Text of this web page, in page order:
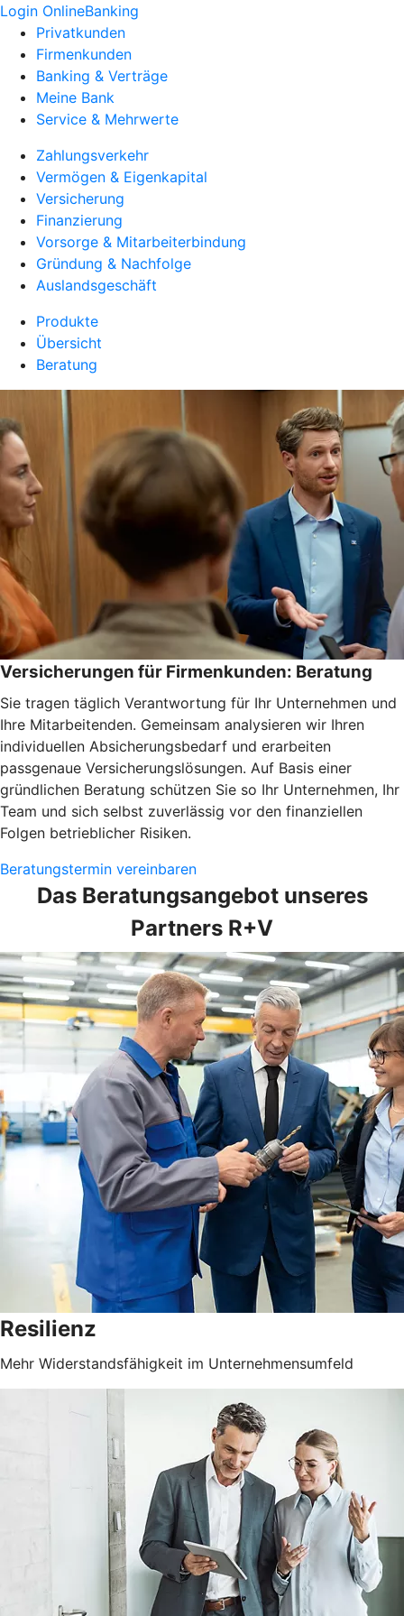
Login OnlineBanking
Privatkunden
Firmenkunden
Banking & Verträge
Meine Bank
Service & Mehrwerte
Zahlungsverkehr
Vermögen & Eigenkapital
Versicherung
Finanzierung
Vorsorge & Mitarbeiterbindung
Gründung & Nachfolge
Auslandsgeschäft
Produkte
Übersicht
Beratung
Versicherungen für Firmenkunden: Beratung
Sie tragen täglich Verantwortung für Ihr Unternehmen und
Ihre Mitarbeitenden. Gemeinsam analysieren wir Ihren
individuellen Absicherungsbedarf und erarbeiten
passgenaue Versicherungslösungen. Auf Basis einer
gründlichen Beratung schützen Sie so Ihr Unternehmen, Ihr
Team und sich selbst zuverlässig vor den finanziellen
Folgen betrieblicher Risiken.
Beratungstermin vereinbaren
Das Beratungsangebot unseres
Partners R+V
Resilienz
Mehr Widerstandsfähigkeit im Unternehmensumfeld